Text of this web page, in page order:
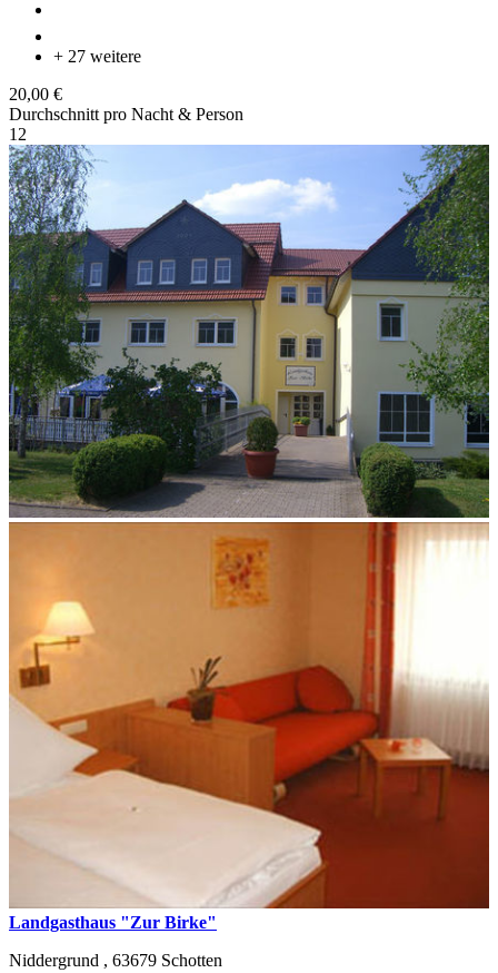
+ 27 weitere
20,00 €
Durchschnitt pro Nacht & Person
1 2
Landgasthaus "Zur Birke"
Niddergrund , 63679 Schotten